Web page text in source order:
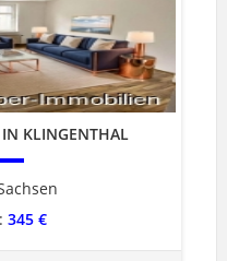
KLINGENTHAL
345 €